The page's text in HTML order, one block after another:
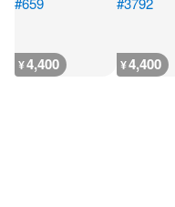
¥4,400 ¥4,400